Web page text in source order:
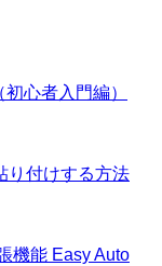
心者入門編）
り付けする方法
機能 Easy Auto